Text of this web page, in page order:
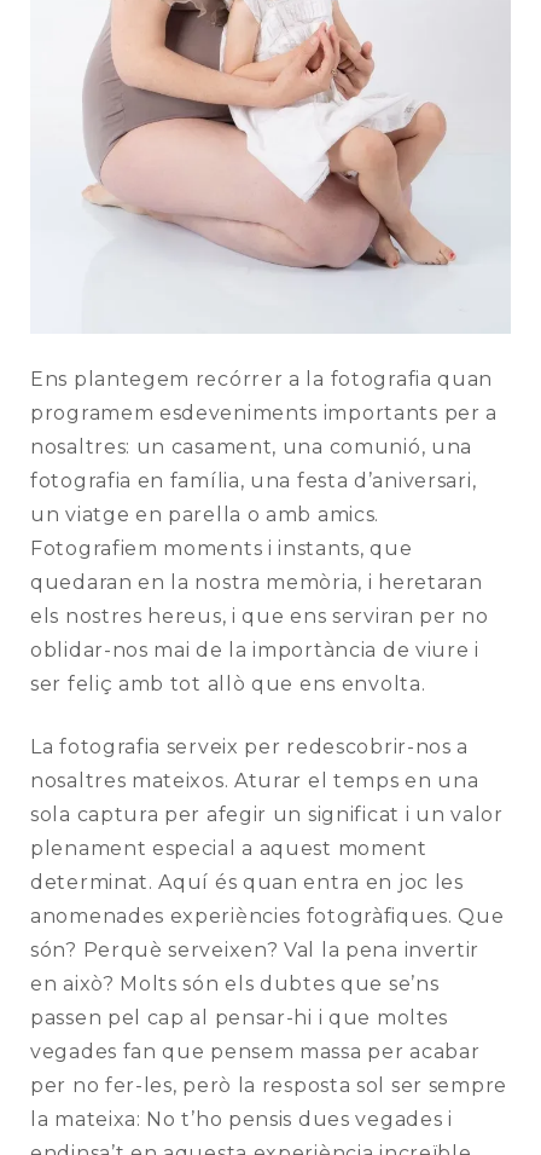
Ens plantegem recórrer a la fotografia quan
programem esdeveniments importants per a
nosaltres: un casament, una comunió, una
fotografia en família, una festa d’aniversari,
un viatge en parella o amb amics.
Fotografiem moments i instants, que
quedaran en la nostra memòria, i heretaran
els nostres hereus, i que ens serviran per no
oblidar-nos mai de la importància de viure i
ser feliç amb tot allò que ens envolta.
La fotografia serveix per redescobrir-nos a
nosaltres mateixos. Aturar el temps en una
sola captura per afegir un significat i un valor
plenament especial a aquest moment
determinat. Aquí és quan entra en joc les
anomenades experiències fotogràfiques. Que
són? Perquè serveixen? Val la pena invertir
en això? Molts són els dubtes que se’ns
passen pel cap al pensar-hi i que moltes
vegades fan que pensem massa per acabar
per no fer-les, però la resposta sol ser sempre
la mateixa: No t’ho pensis dues vegades i